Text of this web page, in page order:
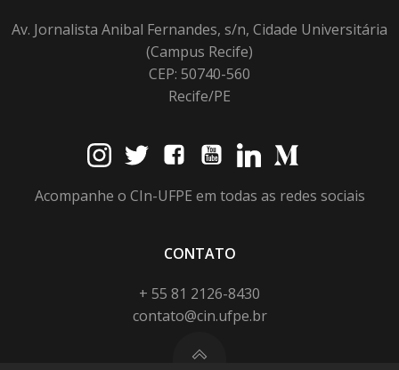
Av. Jornalista Anibal Fernandes, s/n, Cidade Universitária
(Campus Recife)
CEP: 50740-560
Recife/PE
Acompanhe o CIn-UFPE em todas as redes sociais
CONTATO
+ 55 81 2126-8430
contato@cin.ufpe.br